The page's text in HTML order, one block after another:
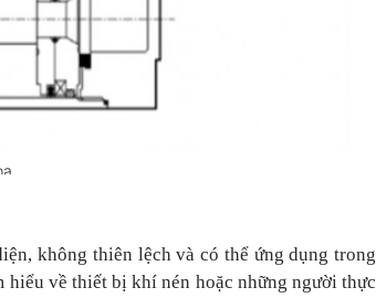
không thiên lệch và có thể ứng dụng trong
về thiết bị khí nén hoặc những người thực